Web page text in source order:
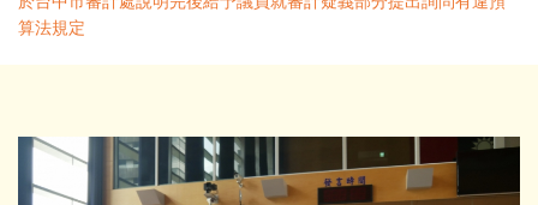
算法規定